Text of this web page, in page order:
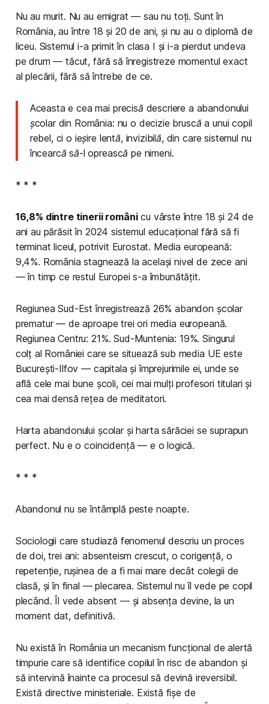
Nu au murit. Nu au emigrat — sau nu toți. Sunt în
România, au între 18 și 20 de ani, și nu au o diplomă de
liceu. Sistemul i-a primit în clasa I și i-a pierdut undeva
pe drum — tăcut, fără să înregistreze momentul exact
al plecării, fără să întrebe de ce.
Aceasta e cea mai precisă descriere a abandonului
școlar din România: nu o decizie bruscă a unui copil
rebel, ci o ieșire lentă, invizibilă, din care sistemul nu
încearcă să-l oprească pe nimeni.
* * *
16,8% dintre tinerii românicu vârste între 18 și 24 de
ani au părăsit în 2024 sistemul educațional fără să fi
terminat liceul, potrivit Eurostat. Media europeană:
9,4%. România stagnează la același nivel de zece ani
— în timp ce restul Europei s-a îmbunătățit.
Regiunea Sud-Est înregistrează 26% abandon școlar
prematur — de aproape trei ori media europeană.
Regiunea Centru: 21%. Sud-Muntenia: 19%. Singurul
colț al României care se situează sub media UE este
București-Ilfov — capitala și împrejurimile ei, unde se
află cele mai bune școli, cei mai mulți profesori titulari și
cea mai densă rețea de meditatori.
Harta abandonului școlar și harta sărăciei se suprapun
perfect. Nu e o coincidență — e o logică.
* * *
Abandonul nu se întâmplă peste noapte.
Sociologii care studiază fenomenul descriu un proces
de doi, trei ani: absenteism crescut, o corigență, o
repetenție, rușinea de a fi mai mare decât colegii de
clasă, și în final — plecarea. Sistemul nu îl vede pe copil
plecând. Îl vede absent — și absența devine, la un
moment dat, definitivă.
Nu există în România un mecanism funcțional de alertă
timpurie care să identifice copilul în risc de abandon și
să intervină înainte ca procesul să devină ireversibil.
Există directive ministeriale. Există fișe de